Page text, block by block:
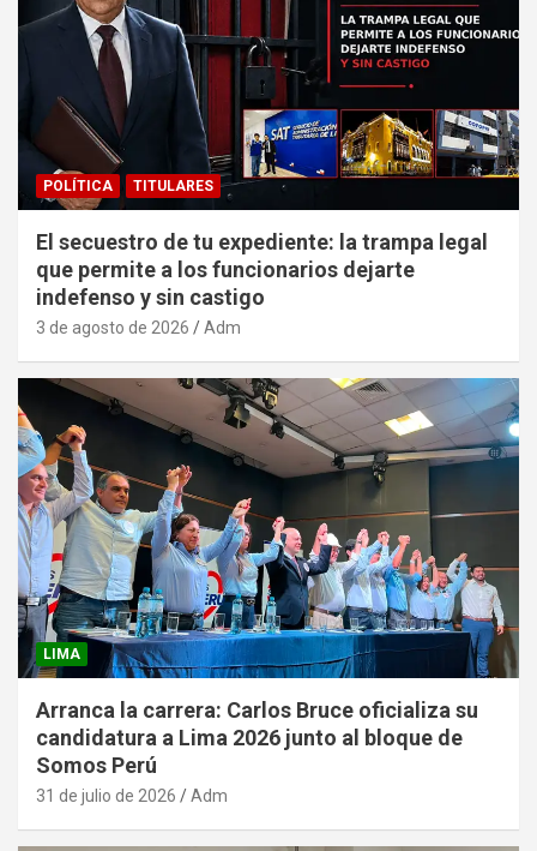
POLÍTICA TITULARES
El secuestro de tu expediente: la trampa legal
que permite a los funcionarios dejarte
indefenso y sin castigo
3 de agosto de 2026 Adm
LIMA
Arranca la carrera: Carlos Bruce oficializa su
candidatura a Lima 2026 junto al bloque de
Somos Perú
31 de julio de 2026 Adm